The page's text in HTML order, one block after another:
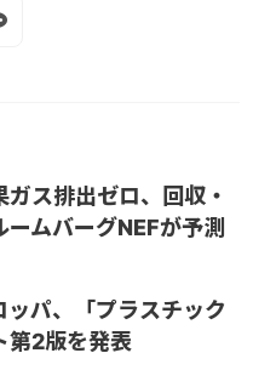
ス排出ゼロ、回収・
ムバーグNEFが予測
パ、「プラスチック
第2版を発表